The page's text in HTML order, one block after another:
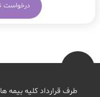
درخواست
طرف قرارداد کلیه بیمه